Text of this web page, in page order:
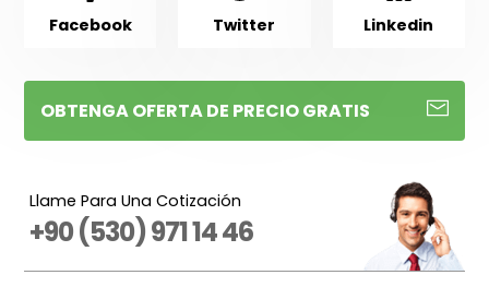
Facebook Twitter Linkedin
OBTENGA OFERTA DE PRECIO GRATIS
Llame Para Una Cotización
+90 (530) 971 14 46